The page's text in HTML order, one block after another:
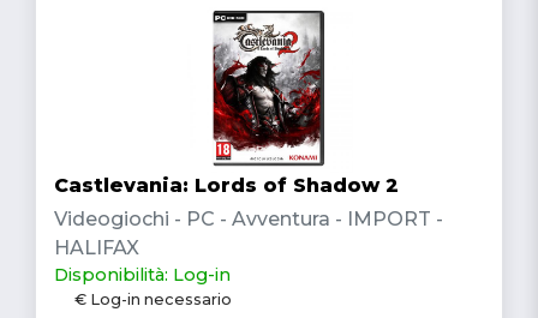
Castlevania: Lords of Shadow 2
Videogiochi - PC - Avventura - IMPORT -
HALIFAX
Disponibilità: Log-in
€ Log-in necessario